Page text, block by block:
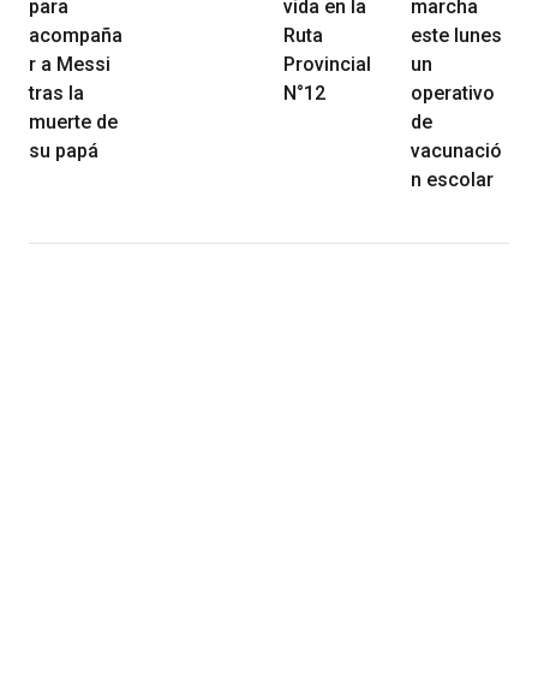
para
acompaña
r a Messi
tras la
muerte de
su papá
vida en la
Ruta
Provincial
N°12
marcha
este lunes
un
operativo
de
vacunació
n escolar